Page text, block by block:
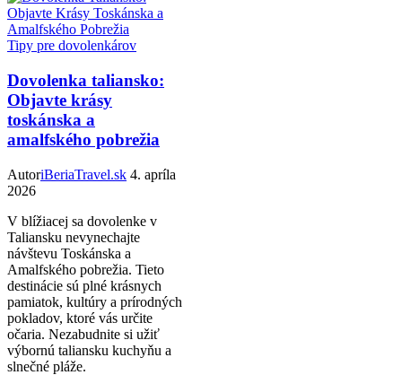
Tipy pre dovolenkárov
Dovolenka taliansko:
Objavte krásy
toskánska a
amalfského pobrežia
AutoriBeriaTravel.sk 4. apríla
2026
V blížiacej sa dovolenke v
Taliansku nevynechajte
návštevu Toskánska a
Amalfského pobrežia. Tieto
destinácie sú plné krásnych
pamiatok, kultúry a prírodných
pokladov, ktoré vás určite
očaria. Nezabudnite si užiť
výbornú taliansku kuchyňu a
slnečné pláže.